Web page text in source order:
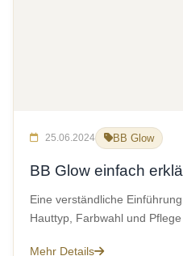
25.06.2024 BB Glow
BB Glow einfach
Eine verständliche
Hauttyp, Farbwahl und
Mehr Details